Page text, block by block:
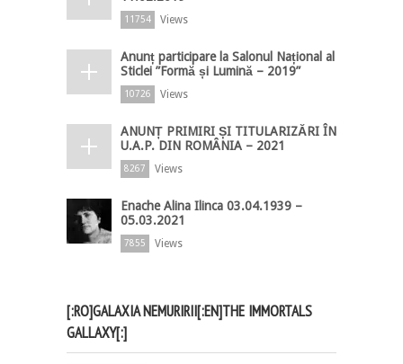
11754 Views
Anunț participare la Salonul Național al
Sticlei ”Formă și Lumină – 2019”
10726 Views
ANUNȚ PRIMIRI ȘI TITULARIZĂRI ÎN
U.A.P. DIN ROMÂNIA – 2021
8267 Views
Enache Alina Ilinca 03.04.1939 –
05.03.2021
7855 Views
[:RO]GALAXIA NEMURIRII[:EN]THE IMMORTALS
GALLAXY[:]